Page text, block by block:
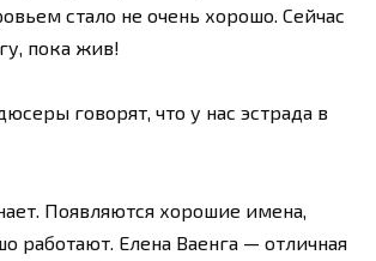
стало не очень хорошо. Сейчас
пока жив!
говорят, что у нас эстрада в
Появляются хорошие имена,
работают. Елена Ваенга — отличная